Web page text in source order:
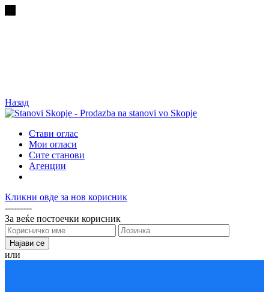
Назад
Стави оглас
Мои огласи
Сите станови
Агенции
Кликни овде за нов корисник
---------
За веќе постоечки корисник
или